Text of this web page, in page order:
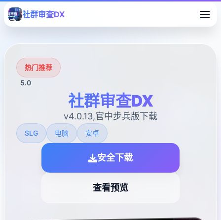
社群审查DX
热门推荐
5.0
社群审查DX
v4.0.13,官中步兵版下载
SLG 电脑 安卓
安全下载
查看预览